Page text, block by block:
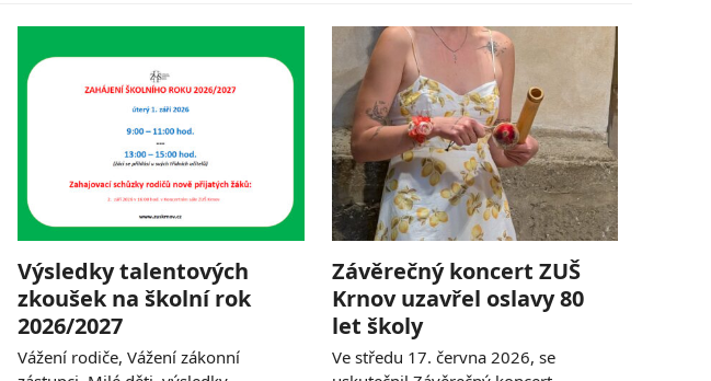
Výsledky talentových
zkoušek na školní rok
2026/2027
Vážení rodiče, Vážení zákonní
Závěrečný koncert ZUŠ
Krnov uzavřel oslavy 80
let školy
Ve středu 17. června 2026, se